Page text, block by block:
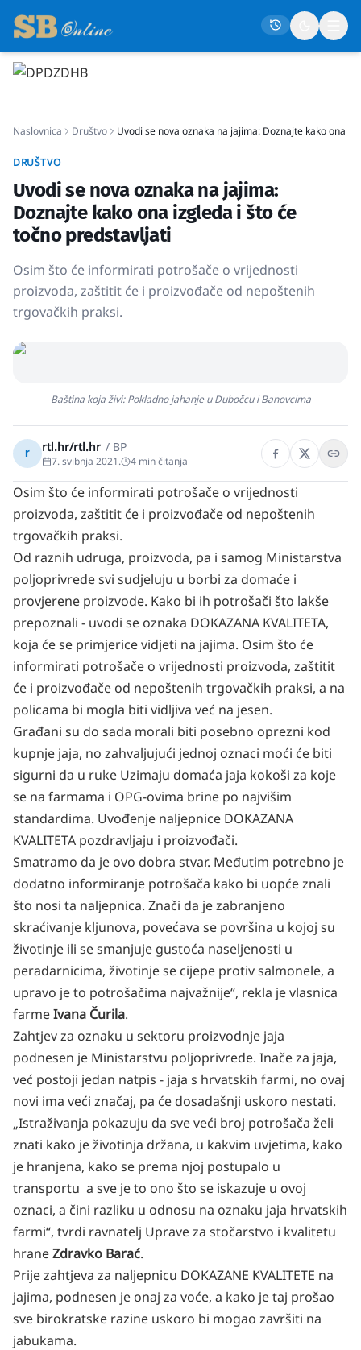
Društvo
Politika
Gospodarstvo
Život
Crna kronika
Sport
Kultura
Naslovnica Društvo Uvodi se nova oznaka na jajima: Doznajte kako ona
DRUŠTVO
Uvodi se nova oznaka na jajima:
Doznajte kako ona izgleda i što će
točno predstavljati
Osim što će informirati potrošače o vrijednosti
proizvoda, zaštitit će i proizvođače od nepoštenih
trgovačkih praksi.
Baština koja živi: Pokladno jahanje u Dubočcu i Banovcima
r rtl.hr/rtl.hr / BP
7. svibnja 2021. 4 min čitanja
Osim što će informirati potrošače o vrijednosti
proizvoda, zaštitit će i proizvođače od nepoštenih
trgovačkih praksi.
Od raznih udruga, proizvoda, pa i samog Ministarstva
poljoprivrede svi sudjeluju u borbi za domaće i
provjerene proizvode. Kako bi ih potrošači što lakše
prepoznali - uvodi se oznaka DOKAZANA KVALITETA,
koja će se primjerice vidjeti na jajima. Osim što će
informirati potrošače o vrijednosti proizvoda, zaštitit
će i proizvođače od nepoštenih trgovačkih praksi, a na
policama bi mogla biti vidljiva već na jesen.
Građani su do sada morali biti posebno oprezni kod
kupnje jaja, no zahvaljujući jednoj oznaci moći će biti
sigurni da u ruke Uzimaju domaća jaja kokoši za koje
se na farmama i OPG-ovima brine po najvišim
standardima. Uvođenje naljepnice DOKAZANA
KVALITETA pozdravljaju i proizvođači.
Smatramo da je ovo dobra stvar. Međutim potrebno je
dodatno informiranje potrošača kako bi uopće znali
što nosi ta naljepnica. Znači da je zabranjeno
skraćivanje kljunova, povećava se površina u kojoj su
životinje ili se smanjuje gustoća naseljenosti u
peradarnicima, životinje se cijepe protiv salmonele, a
upravo je to potrošačima najvažnije“, rekla je vlasnica
farmeIvana Čurila.
Zahtjev za oznaku u sektoru proizvodnje jaja
podnesen je Ministarstvu poljoprivrede. Inače za jaja,
već postoji jedan natpis - jaja s hrvatskih farmi, no ovaj
novi ima veći značaj, pa će dosadašnji uskoro nestati.
„Istraživanja pokazuju da sve veći broj potrošača želi
znati kako je životinja držana, u kakvim uvjetima, kako
je hranjena, kako se prema njoj postupalo u
transportu a sve je to ono što se iskazuje u ovoj
oznaci, a čini razliku u odnosu na oznaku jaja hrvatskih
farmi“, tvrdi ravnatelj Uprave za stočarstvo i kvalitetu
hraneZdravko Barać.
Prije zahtjeva za naljepnicu DOKAZANE KVALITETE na
jajima, podnesen je onaj za voće, a kako je taj prošao
sve birokratske razine uskoro bi mogao završiti na
jabukama.